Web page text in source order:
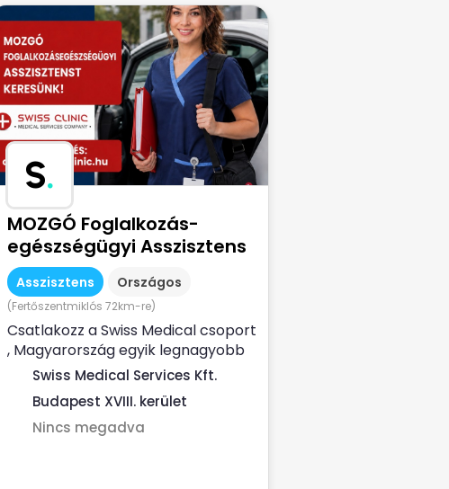
S.
MOZGÓ Foglalkozás-
egészségügyi Asszisztens
Asszisztens Országos
(Fertőszentmiklós 72km-re)
Csatlakozz a Swiss Medical csoport
, Magyarország egyik legnagyobb
magán-egészségügyi
Swiss Medical Services Kft.
Budapest XVIII. kerület
Nincs megadva